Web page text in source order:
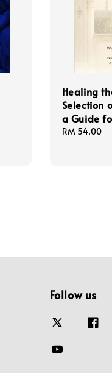
Healing
Selection
a Guide
Regular
RM 54.00
Follow us